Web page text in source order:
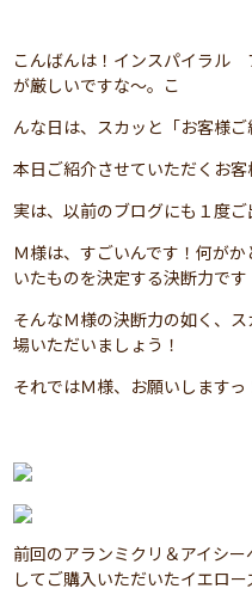
こんばんは！インスパイラル
が厳しいですな～。こ
んな日は、スカッと「お客様
本日ご紹介させていただくお客
実は、以前のブログにも１度ご
Ｍ様は、すごいんです！何が
いたものを決定する決断力です
そんなＭ様の決断力の如く、
場いただいましょう！
それではＭ様、お願いしますっ
前回のアランミクリ＆アイシ
してご購入いただいたイエロ